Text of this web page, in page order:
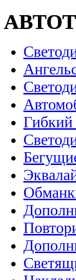
Гибкий